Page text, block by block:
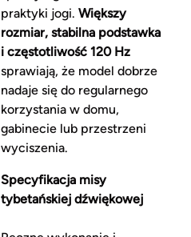
praktyki jogi. Większy
rozmiar, stabilna podstawka
i częstotliwość 120 Hz
sprawiają, że model dobrze
nadaje się do regularnego
korzystania w domu,
gabinecie lub przestrzeni
wyciszenia.
Specyfikacja misy
tybetańskiej dźwiękowej